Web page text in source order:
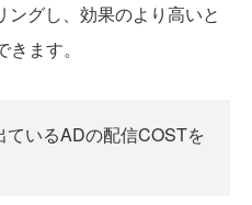
グし、効果のより高いと
ます。
いるADの配信COSTを